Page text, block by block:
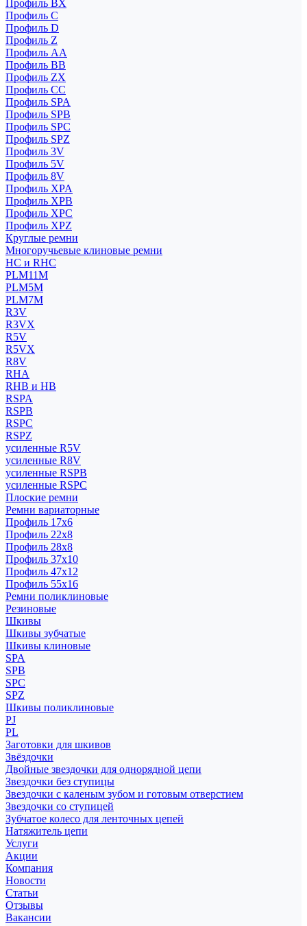
Профиль BX
Профиль C
Профиль D
Профиль Z
Профиль АА
Профиль BB
Профиль ZX
Профиль CC
Профиль SPA
Профиль SPB
Профиль SPC
Профиль SPZ
Профиль 3V
Профиль 5V
Профиль 8V
Профиль XPA
Профиль XPB
Профиль XPC
Профиль XPZ
Круглые ремни
Многоручьевые клиновые ремни
HC и RHC
PLM11M
PLM5M
PLM7M
R3V
R3VX
R5V
R5VX
R8V
RHA
RHB и HB
RSPA
RSPB
RSPC
RSPZ
усиленные R5V
усиленные R8V
усиленные RSPB
усиленные RSPC
Плоские ремни
Ремни вариаторные
Профиль 17x6
Профиль 22x8
Профиль 28x8
Профиль 37x10
Профиль 47x12
Профиль 55x16
Ремни поликлиновые
Резиновые
Шкивы
Шкивы зубчатые
Шкивы клиновые
SPA
SPB
SPC
SPZ
Шкивы поликлиновые
PJ
PL
Заготовки для шкивов
Звёздочки
Двойные звездочки для однорядной цепи
Звездочки без ступицы
Звездочки с каленым зубом и готовым отверстием
Звездочки со ступицей
Зубчатое колесо для ленточных цепей
Натяжитель цепи
Услуги
Акции
Компания
Новости
Статьи
Отзывы
Вакансии